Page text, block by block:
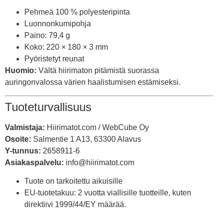
Pehmeä 100 % polyesteripinta
Luonnonkumipohja
Paino: 79,4 g
Koko: 220 × 180 × 3 mm
Pyöristetyt reunat
Huomio: Vältä hiirimaton pitämistä suorassa
auringonvalossa värien haalistumisen estämiseksi.
Tuoteturvallisuus
Valmistaja: Hiirimatot.com / WebCube Oy
Osoite: Salmentie 1 A13, 63300 Alavus
Y-tunnus: 2658911-6
Asiakaspalvelu: info@hiirimatot.com
Tuote on tarkoitettu aikuisille
EU-tuotetakuu: 2 vuotta viallisille tuotteille, kuten
direktiivi 1999/44/EY määrää.